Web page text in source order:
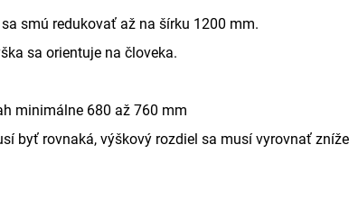
smú redukovať až na šírku 1200 mm.
sa orientuje na človeka.
minimálne 680 až 760 mm
byť rovnaká, výškový rozdiel sa musí vyrovnať